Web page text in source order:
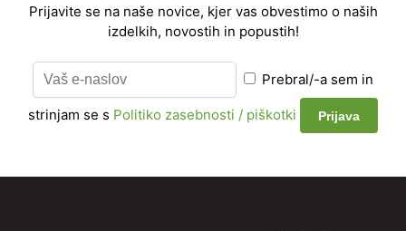
Prijavite se na naše novice, kjer vas obvestimo o naših
izdelkih, novostih in popustih!
Prebral/-a sem in
strinjam se s Politiko zasebnosti / piškotki